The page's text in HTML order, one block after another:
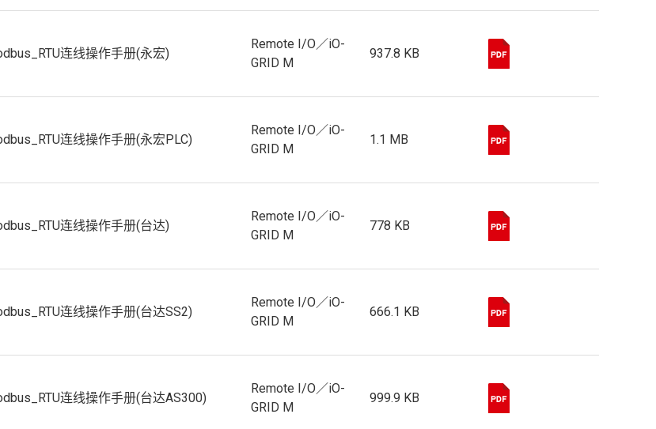
连线操作手册(永宏)
Remote I/O／iO-
GRID M
937.8 KB
连线操作手册(永宏PLC)
Remote I/O／iO-
GRID M
1.1 MB
连线操作手册(台达)
Remote I/O／iO-
GRID M
778 KB
连线操作手册(台达SS2)
Remote I/O／iO-
GRID M
666.1 KB
连线操作手册(台达AS300)
Remote I/O／iO-
GRID M
999.9 KB